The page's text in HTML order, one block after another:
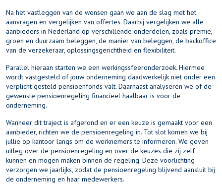
Na het vastleggen van de wensen gaan we aan de slag met het
aanvragen en vergelijken van offertes. Daarbij vergelijken we alle
aanbieders in Nederland op verschillende onderdelen, zoals premie,
groen en duurzaam beleggen, de manier van beleggen, de backoffice
van de verzekeraar, oplossingsgerichtheid en flexibiliteit.
Parallel hieraan starten we een werkingssfeeronderzoek. Hiermee
wordt vastgesteld of jouw onderneming daadwerkelijk niet onder een
verplicht gesteld pensioenfonds valt. Daarnaast analyseren we of de
gewenste pensioenregeling financieel haalbaar is voor de
onderneming.
Wanneer dit traject is afgerond en er een keuze is gemaakt voor een
aanbieder, richten we de pensioenregeling in. Tot slot komen we bij
jullie op kantoor langs om de werknemers te informeren. We geven
uitleg over de pensioenregeling en over de keuzes die zij zelf
kunnen en mogen maken binnen de regeling. Deze voorlichting
verzorgen we jaarlijks, zodat de pensioenregeling blijvend aansluit bij
de onderneming en haar medewerkers.